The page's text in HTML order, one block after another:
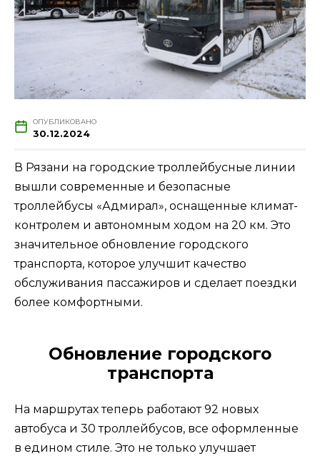
ОПУБЛИКОВАНО
30.12.2024
В Рязани на городские троллейбусные линии
вышли современные и безопасные
троллейбусы «Адмирал», оснащенные климат-
контролем и автономным ходом на 20 км. Это
значительное обновление городского
транспорта, которое улучшит качество
обслуживания пассажиров и сделает поездки
более комфортными.
Обновление городского
транспорта
На маршрутах теперь работают 92 новых
автобуса и 30 троллейбусов, все оформленные
в едином стиле. Это не только улучшает